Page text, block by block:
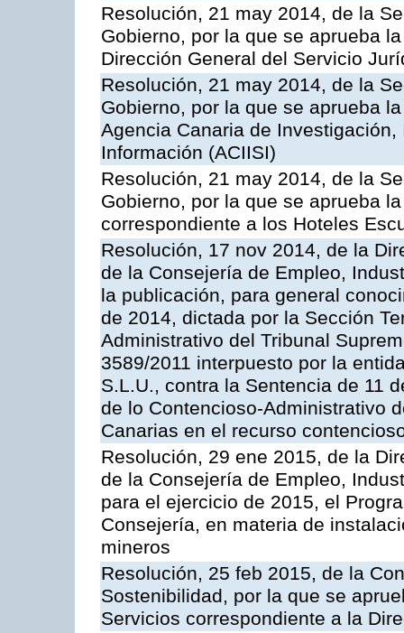
Resolución, 21 may 2014, de la
Gobierno, por la que se aprueba
Dirección General del Servicio
Resolución, 21 may 2014, de la
Gobierno, por la que se aprueba
Agencia Canaria de
Información (ACIISI)
Resolución, 21 may 2014, de la
Gobierno, por la que se aprueba
correspondiente a los Hoteles
Resolución, 17 nov 2014, de la
de la Consejería de Empleo,
la publicación, para general
de 2014, dictada por la Sección
Administrativo del Tribunal
3589/2011 interpuesto por la
S.L.U., contra la Sentencia de 11
de lo Contencioso-Administrativo
Canarias en el recurso
Resolución, 29 ene 2015, de la
de la Consejería de Empleo,
para el ejercicio de 2015, el
Consejería, en materia de
mineros
Resolución, 25 feb 2015, de la
Sostenibilidad, por la que se
Servicios correspondiente a la